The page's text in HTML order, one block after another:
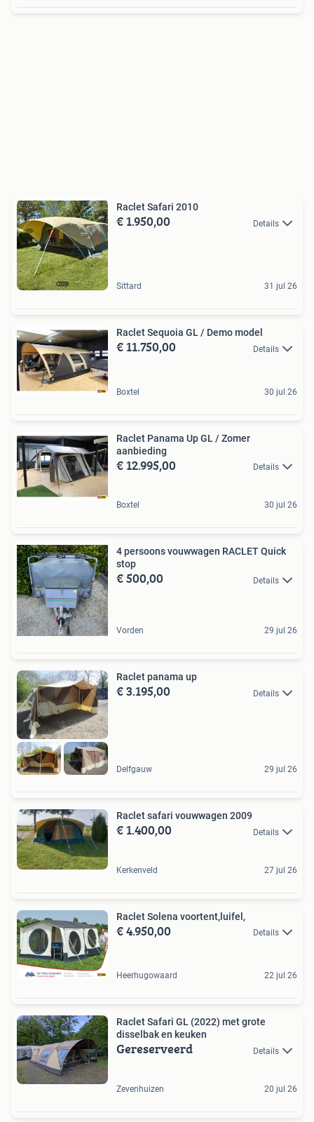
Raclet Safari 2010
€ 1.950,00 Details
Sittard 31 jul 26
Raclet Sequoia GL / Demo model
€ 11.750,00 Details
Boxtel 30 jul 26
Raclet Panama Up GL / Zomer
aanbieding
€ 12.995,00 Details
Boxtel 30 jul 26
4 persoons vouwwagen RACLET Quick
stop
€ 500,00 Details
Vorden 29 jul 26
Raclet panama up
€ 3.195,00 Details
Delfgauw 29 jul 26
Raclet safari vouwwagen 2009
€ 1.400,00 Details
Kerkenveld 27 jul 26
Raclet Solena voortent,luifel,
€ 4.950,00 Details
Heerhugowaard 22 jul 26
Raclet Safari GL (2022) met grote
disselbak en keuken
Gereserveerd Details
Zevenhuizen 20 jul 26